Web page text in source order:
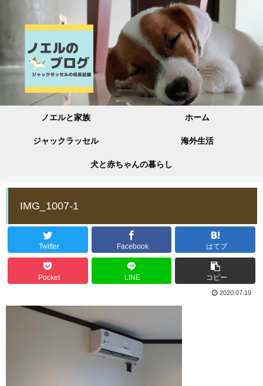
ノエルと家族 ホーム
ジャックラッセル 海外生活
犬と赤ちゃんの暮らし
IMG_1007-1
Twitter Facebook はてブ
Pocket LINE コピー
2020.07.19